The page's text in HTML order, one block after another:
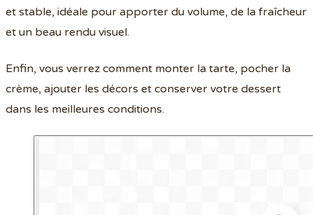
et stable, idéale pour apporter du volume, de la fraîcheur
et un beau rendu visuel.
Enfin, vous verrez comment monter la tarte, pocher la
crème, ajouter les décors et conserver votre dessert
dans les meilleures conditions.